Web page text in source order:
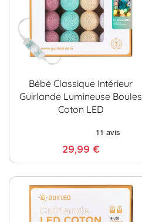
Bébé Classique Intérieur
Guirlande Lumineuse Boules
Coton LED
29,99 €